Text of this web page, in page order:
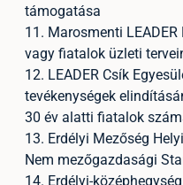
támogatása
11. Marosmenti
vagy fiatalok üzleti
12. LEADER Csík
tevékenységek
30 év alatti fiatalok
13. Erdélyi Mezőség
Nem mezőgazdasági
14. Erdélyi-